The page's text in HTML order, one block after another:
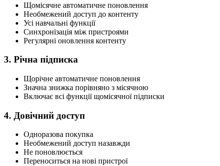
Щомісячне автоматичне поновлення
Необмежений доступ до контенту
Усі навчальні функції
Синхронізація між пристроями
Регулярні оновлення контенту
3. Річна підписка
Щорічне автоматичне поновлення
Значна знижка порівняно з місячною
Включає всі функції щомісячної підписки
4. Довічний доступ
Одноразова покупка
Необмежений доступ назавжди
Не поновлюється
Переноситься на нові пристрої